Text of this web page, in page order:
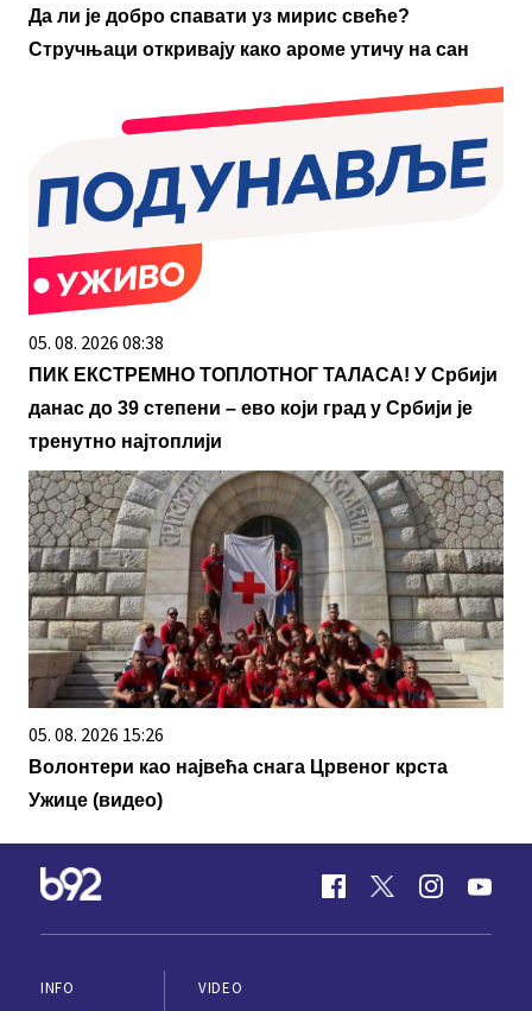
Да ли је добро спавати уз мирис свеће?
Стручњаци откривају како ароме утичу на сан
05. 08. 2026 08:38
ПИК ЕКСТРЕМНО ТОПЛОТНОГ ТАЛАСА! У Србији
данас до 39 степени – ево који град у Србији је
тренутно најтоплији
05. 08. 2026 15:26
Волонтери као највећа снага Црвеног крста
Ужице (видео)
INFO
VIDEO